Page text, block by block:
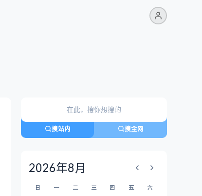
搜站内 搜全网
2026年8月
日 一 二 三 四 五 六